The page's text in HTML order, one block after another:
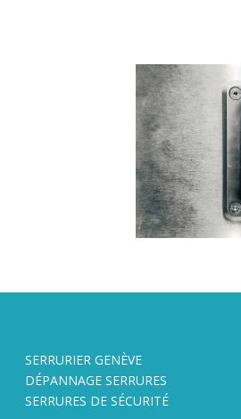
SERRURIER GENÈVE
DÉPANNAGE SERRURES
SERRURES DE SÉCURITÉ